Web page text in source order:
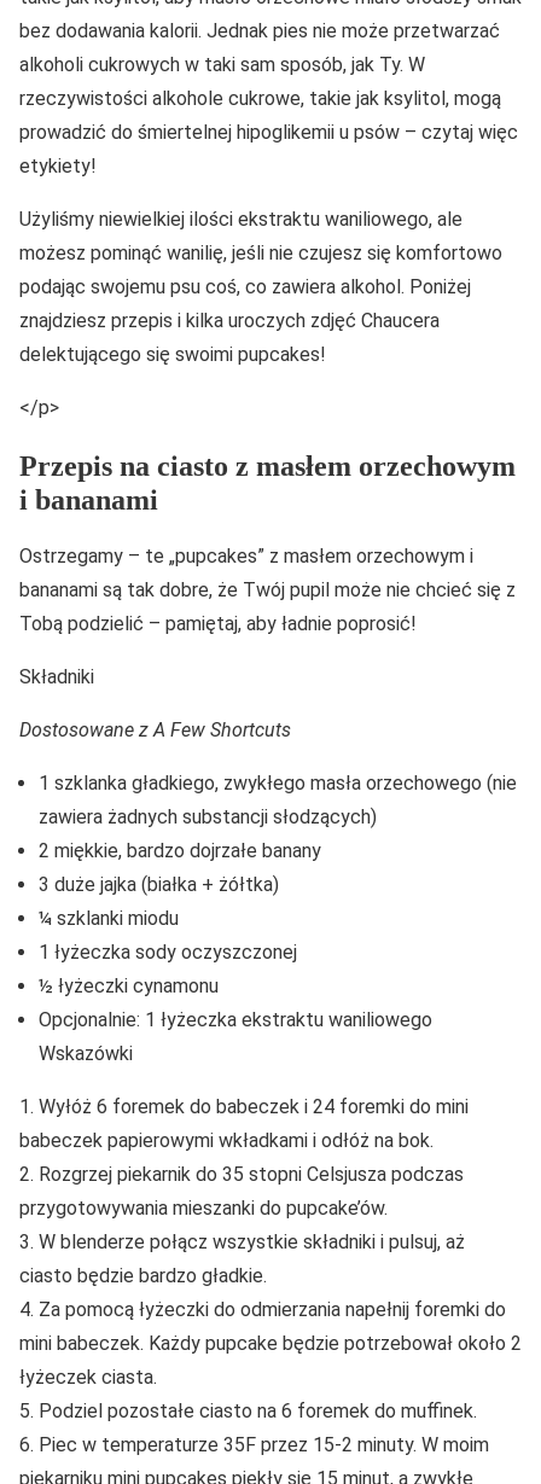
bez dodawania kalorii. Jednak pies nie może przetwarzać
alkoholi cukrowych w taki sam sposób, jak Ty. W
rzeczywistości alkohole cukrowe, takie jak ksylitol, mogą
prowadzić do śmiertelnej hipoglikemii u psów – czytaj więc
etykiety!
Użyliśmy niewielkiej ilości ekstraktu waniliowego, ale
możesz pominąć wanilię, jeśli nie czujesz się komfortowo
podając swojemu psu coś, co zawiera alkohol. Poniżej
znajdziesz przepis i kilka uroczych zdjęć Chaucera
delektującego się swoimi pupcakes!
</p>
Przepis na ciasto z masłem orzechowym
i bananami
Ostrzegamy – te „pupcakes” z masłem orzechowym i
bananami są tak dobre, że Twój pupil może nie chcieć się z
Tobą podzielić – pamiętaj, aby ładnie poprosić!
Składniki
Dostosowane z A Few Shortcuts
1 szklanka gładkiego, zwykłego masła orzechowego (nie
zawiera żadnych substancji słodzących)
2 miękkie, bardzo dojrzałe banany
3 duże jajka (białka + żółtka)
¼ szklanki miodu
1 łyżeczka sody oczyszczonej
½ łyżeczki cynamonu
Opcjonalnie: 1 łyżeczka ekstraktu waniliowego
Wskazówki
1. Wyłóż 6 foremek do babeczek i 24 foremki do mini
babeczek papierowymi wkładkami i odłóż na bok.
2. Rozgrzej piekarnik do 35 stopni Celsjusza podczas
przygotowywania mieszanki do pupcake’ów.
3. W blenderze połącz wszystkie składniki i pulsuj, aż
ciasto będzie bardzo gładkie.
4. Za pomocą łyżeczki do odmierzania napełnij foremki do
mini babeczek. Każdy pupcake będzie potrzebował około 2
łyżeczek ciasta.
5. Podziel pozostałe ciasto na 6 foremek do muffinek.
6. Piec w temperaturze 35F przez 15-2 minuty. W moim
piekarniku mini pupcakes piekły się 15 minut, a zwykłe